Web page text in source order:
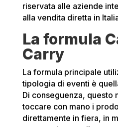
riservata alle aziende
alla vendita diretta in
La formula
Carry
La formula principale
tipologia di eventi è
Di conseguenza, questo
toccare con mano i
direttamente in fiera, in